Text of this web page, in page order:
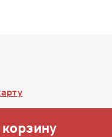
корзину